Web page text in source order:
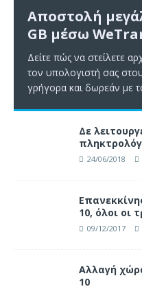
Αποστολή
GB μέσω
Δείτε πώς να στείλετε
τον υπολογιστή σας
γρήγορα και δωρεάν με
Δε
24/06/2018
10, όλοι οι
09/12/2017
Αλλαγή
10